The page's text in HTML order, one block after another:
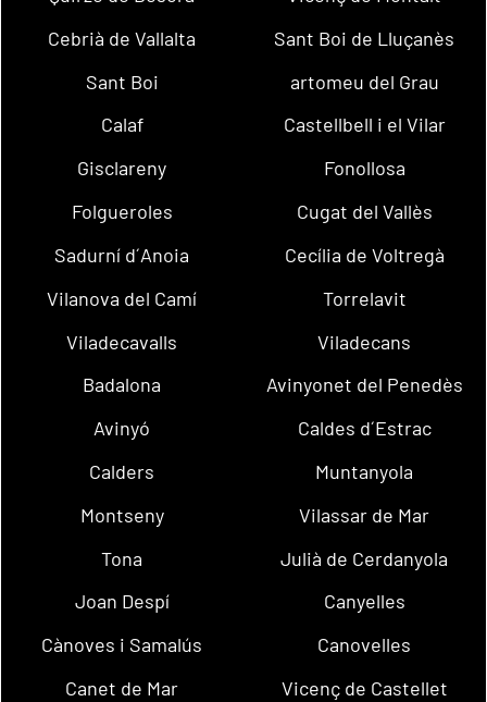
Cebrià de Vallalta
Sant Boi de Lluçanès
Sant Boi
artomeu del Grau
Calaf
Castellbell i el Vilar
Gisclareny
Fonollosa
Folgueroles
Cugat del Vallès
Sadurní d´Anoia
Cecília de Voltregà
Vilanova del Camí
Torrelavit
Viladecavalls
Viladecans
Badalona
Avinyonet del Penedès
Avinyó
Caldes d´Estrac
Calders
Muntanyola
Montseny
Vilassar de Mar
Tona
Julià de Cerdanyola
Joan Despí
Canyelles
Cànoves i Samalús
Canovelles
Canet de Mar
Vicenç de Castellet